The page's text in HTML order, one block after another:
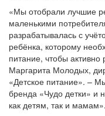
«Мы отобрали лучшие
маленькими
разрабатывалась с
ребёнка, которому
питание, чтобы активно
Маргарита Молодых,
«Детское питание». –
бренда «Чудо детки» и
как детям, так и мамам».